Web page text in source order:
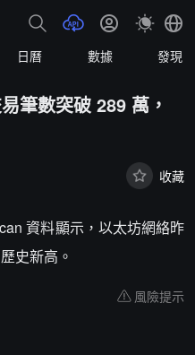
日曆 數據 發現
筆數突破 289 萬，
收藏
資料顯示，以太坊網絡昨
史新高。
風險提示